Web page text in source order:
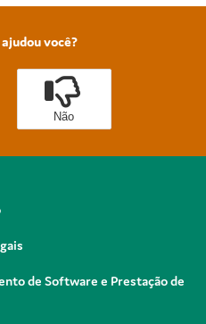
você?
Não
de Software e Prestação de